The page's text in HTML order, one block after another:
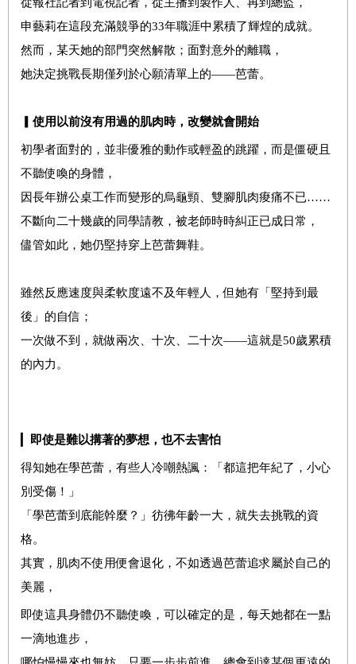
申藝莉在這段充滿競爭的33年職涯中累積了輝煌的成就。
然而，某天她的部門突然解散；面對意外的離職，
她決定挑戰長期僅列於心願清單上的——芭蕾。
使用以前沒有用過的肌肉時，改變就會開始
初學者面對的，並非優雅的動作或輕盈的跳躍，而是僵硬且
不聽使喚的身體，
因長年辦公桌工作而變形的烏龜頸、雙腳肌肉痠痛不已……
不斷向二十幾歲的同學請教，被老師時時糾正已成日常，
儘管如此，她仍堅持穿上芭蕾舞鞋。
雖然反應速度與柔軟度遠不及年輕人，但她有「堅持到最
後」的自信；
一次做不到，就做兩次、十次、二十次——這就是50歲累積
的內力。
即使是難以搆著的夢想，也不去害怕
得知她在學芭蕾，有些人冷嘲熱諷：「都這把年紀了，小心
別受傷！」
「學芭蕾到底能幹麼？」彷彿年齡一大，就失去挑戰的資
格。
其實，肌肉不使用便會退化，不如透過芭蕾追求屬於自己的
美麗，
即使這具身體仍不聽使喚，可以確定的是，每天她都在一點
一滴地進步，